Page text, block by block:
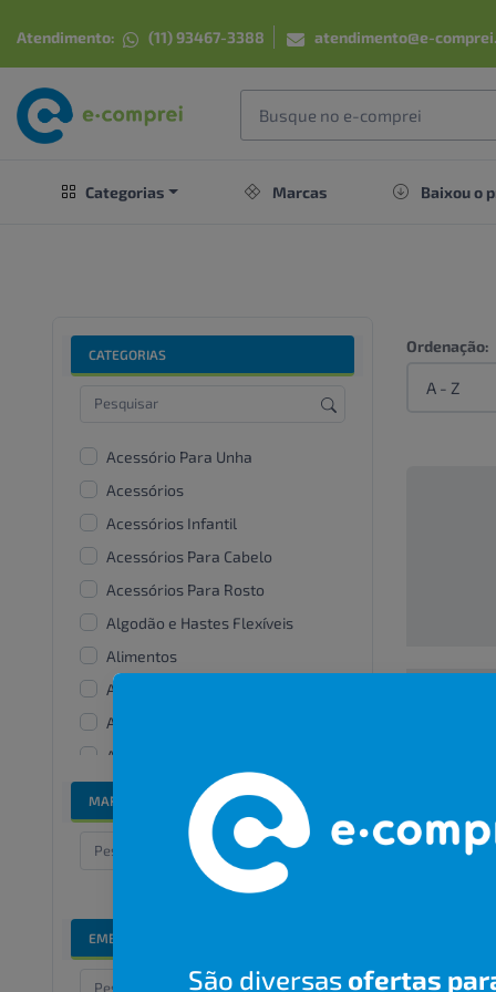
Atendimento: (11) 93467-3388 atendimento@e-
Categorias Marcas Baixou o
CATEGORIAS
Acessório Para Unha
Acessórios
Acessórios Infantil
Acessórios Para Cabelo
Acessórios Para Rosto
Algodão e Hastes Flexíveis
Alimentos
Alisantes
Amaciante De Roupas
Aparelhos e acessórios
bucais
Bandanas e lenços
Banho e cuidados especiais
Branqueadores dentais
MARCAS
EMBALAGENS
Ordenação:
São diversas ofertas